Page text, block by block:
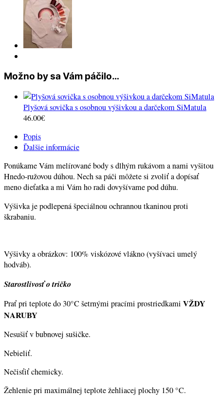
Hnedo-
ružovou
dúhou
Možno by sa Vám páčilo…
Plyšová sovička s osobnou výšivkou a darčekom SiMatula
46.00€
Popis
Ďalšie informácie
Ponúkame Vám melírované body s dlhým rukávom a nami vyšitou
Hnedo-ružovou dúhou. Nech sa páči môžete si zvoliť a dopísať
meno dieťatka a mi Vám ho radi dovyšívame pod dúhu.
Výšivka je podlepená špeciálnou ochrannou tkaninou proti
škrabaniu.
Výšivky a obrázkov: 100% viskózové vlákno (vyšívaci umelý
hodváb).
Starostlivosť o tričko
Prať pri teplote do 30°C šetrnými pracími prostriedkami VŽDY
NARUBY
Nesušiť v bubnovej sušičke.
Nebieliť.
Nečisťiť chemicky.
Žehlenie pri maximálnej teplote žehliacej plochy 150 °C.